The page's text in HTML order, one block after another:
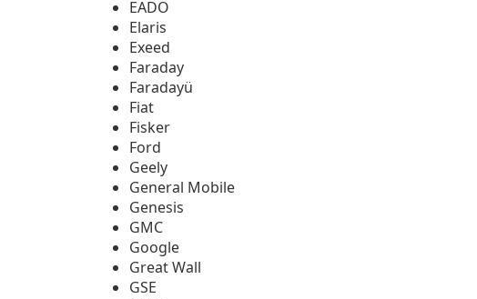
EADO
Elaris
Exeed
Faraday
Faradayü
Fiat
Fisker
Ford
Geely
General Mobile
Genesis
GMC
Google
Great Wall
GSE